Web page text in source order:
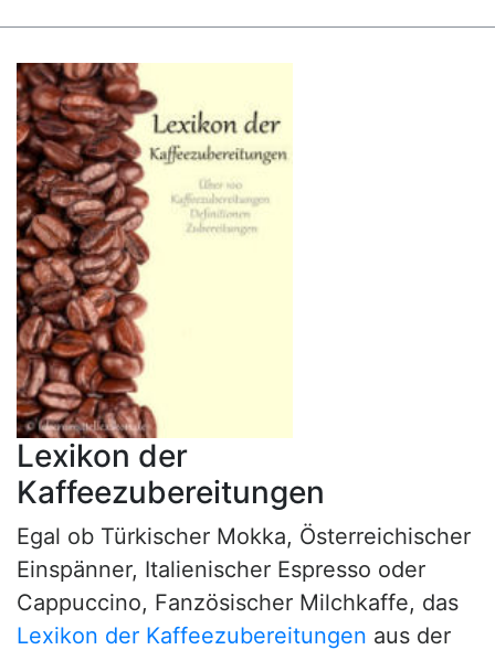
Lexikon der
Kaffeezubereitungen
Egal ob Türkischer Mokka, Österreichischer
Einspänner, Italienischer Espresso oder
Cappuccino, Fanzösischer Milchkaffe, das
Lexikon der Kaffeezubereitungen aus der